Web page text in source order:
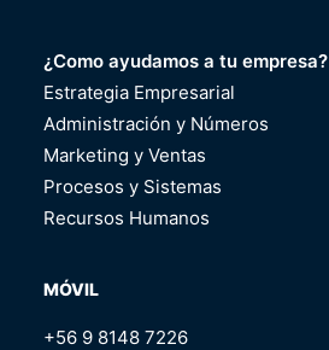
¿Como ayudamos a tu empresa?
Estrategia Empresarial
Administración y Números
Marketing y Ventas
Procesos y Sistemas
Recursos Humanos
MÓVIL
+56 9 8148 7226